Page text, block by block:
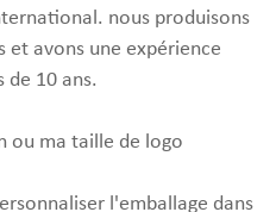
nous produisons
et avons une expérience
de 10 ans.
ou ma taille de logo
l'emballage dans